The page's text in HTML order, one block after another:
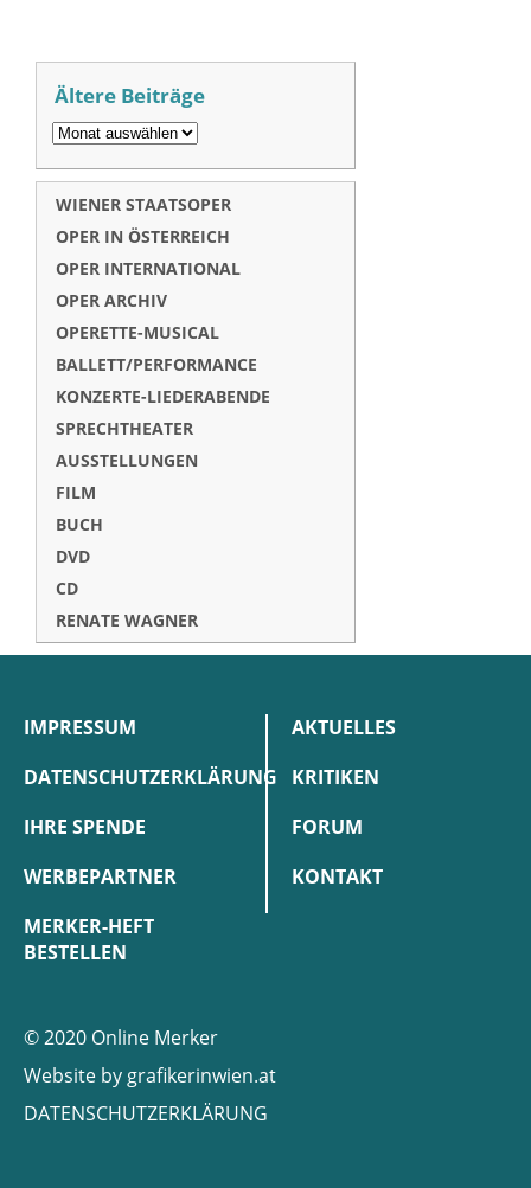
Ältere Beiträge
WIENER STAATSOPER
OPER IN ÖSTERREICH
OPER INTERNATIONAL
OPER ARCHIV
OPERETTE-MUSICAL
BALLETT/PERFORMANCE
KONZERTE-LIEDERABENDE
SPRECHTHEATER
AUSSTELLUNGEN
FILM
BUCH
DVD
CD
RENATE WAGNER
IMPRESSUM
DATENSCHUTZERKLÄRUNG
IHRE SPENDE
WERBEPARTNER
MERKER-HEFT
BESTELLEN
AKTUELLES
KRITIKEN
FORUM
KONTAKT
© 2020 Online Merker
Website by grafikerinwien.at
DATENSCHUTZERKLÄRUNG